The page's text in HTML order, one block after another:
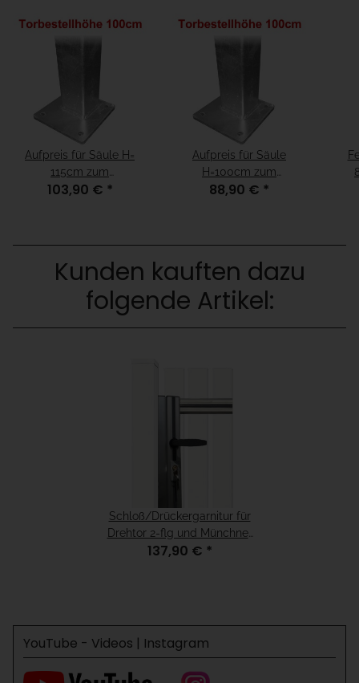
Aufpreis für Säule H=
115cm zum
Aufschrauben für
103,90 € *
Aufpreis für Säule
H=100cm zum
Aufschrauben für
88,90 € *
Kunden kauften dazu
folgende Artikel:
Schloß/Drückergarnitur für
Drehtor 2-flg und Münchner
Modell, für H=100 Weiß
137,90 € *
YouTube - Videos | Instagram